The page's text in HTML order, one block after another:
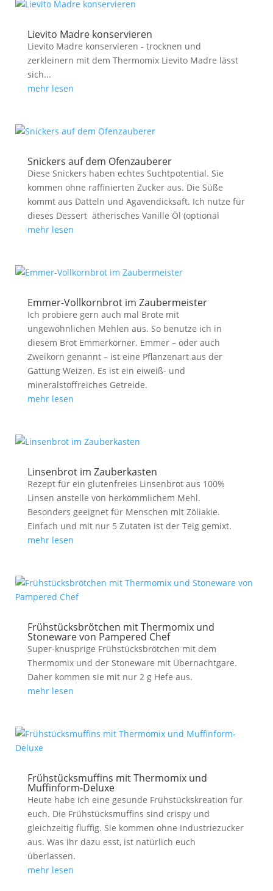
Lievito Madre konservieren
Lievito Madre konservieren - trocknen und
zerkleinern mit dem Thermomix Lievito Madre lässt
sich...
mehr lesen
Snickers auf dem Ofenzauberer
Diese Snickers haben echtes Suchtpotential. Sie
kommen ohne raffinierten Zucker aus. Die Süße
kommt aus Datteln und Agavendicksaft. Ich nutze für
dieses Dessert ätherisches Vanille Öl (optional
mehr lesen
Emmer-Vollkornbrot im Zaubermeister
Ich probiere gern auch mal Brote mit
ungewöhnlichen Mehlen aus. So benutze ich in
diesem Brot Emmerkörner. Emmer – oder auch
Zweikorn genannt – ist eine Pflanzenart aus der
Gattung Weizen. Es ist ein eiweiß- und
mineralstoffreiches Getreide.
mehr lesen
Linsenbrot im Zauberkasten
Rezept für ein glutenfreies Linsenbrot aus 100%
Linsen anstelle von herkömmlichem Mehl.
Besonders geeignet für Menschen mit Zöliakie.
Einfach und mit nur 5 Zutaten ist der Teig gemixt.
mehr lesen
Frühstücksbrötchen mit Thermomix und
Stoneware von Pampered Chef
Super-knusprige Frühstücksbrötchen mit dem
Thermomix und der Stoneware mit Übernachtgare.
Daher kommen sie mit nur 2 g Hefe aus.
mehr lesen
Frühstücksmuffins mit Thermomix und
Muffinform-Deluxe
Heute habe ich eine gesunde Frühstückskreation für
euch. Die Frühstücksmuffins sind crispy und
gleichzeitig fluffig. Sie kommen ohne Industriezucker
aus. Was ihr dazu esst, ist natürlich euch
überlassen.
mehr lesen